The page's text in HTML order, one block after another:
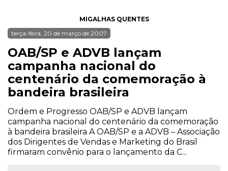
MIGALHAS QUENTES
terça-feira, 20 de março de 2007
OAB/SP e ADVB lançam
campanha nacional do
centenário da comemoração à
bandeira brasileira
Ordem e Progresso OAB/SP e ADVB lançam
campanha nacional do centenário da comemoração
à bandeira brasileira A OAB/SP e a ADVB – Associação
dos Dirigentes de Vendas e Marketing do Brasil
firmaram convênio para o lançamento da C...